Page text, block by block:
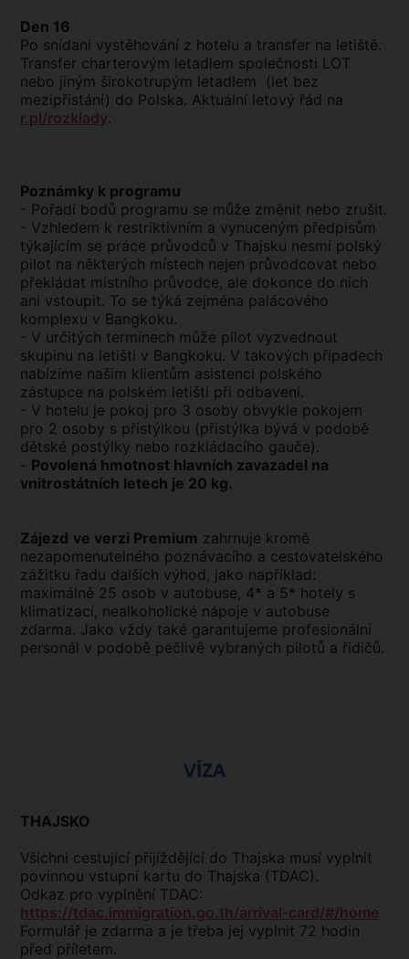
Den 16
Po snídani vystěhování z hotelu a transfer na letiště.
Transfer charterovým letadlem společnosti LOT
nebo jiným širokotrupým letadlem (let bez
mezipřistání) do Polska. Aktuální letový řád na
r.pl/rozklady.
Poznámky k programu
- Pořadí bodů programu se může změnit nebo zrušit.
- Vzhledem k restriktivním a vynuceným předpisům
týkajícím se práce průvodců v Thajsku nesmí polský
pilot na některých místech nejen průvodcovat nebo
překládat místního průvodce, ale dokonce do nich
ani vstoupit. To se týká zejména palácového
komplexu v Bangkoku.
- V určitých termínech může pilot vyzvednout
skupinu na letišti v Bangkoku. V takových případech
nabízíme našim klientům asistenci polského
zástupce na polském letišti při odbavení.
- V hotelu je pokoj pro 3 osoby obvykle pokojem
pro 2 osoby s přistýlkou (přistýlka bývá v podobě
dětské postýlky nebo rozkládacího gauče).
- Povolená hmotnost hlavních zavazadel na
vnitrostátních letech je 20 kg.
Zájezd ve verzi Premium zahrnuje kromě
nezapomenutelného poznávacího a cestovatelského
zážitku řadu dalších výhod, jako například:
maximálně 25 osob v autobuse, 4* a 5* hotely s
klimatizací, nealkoholické nápoje v autobuse
zdarma. Jako vždy také garantujeme profesionální
personál v podobě pečlivě vybraných pilotů a řidičů.
VÍZA
THAJSKO
Všichni cestující přijíždějící do Thajska musí vyplnit
povinnou vstupní kartu do Thajska (TDAC).
Odkaz pro vyplnění TDAC:
https://tdac.immigration.go.th/arrival-card/#/home
Formulář je zdarma a je třeba jej vyplnit 72 hodin
před příletem.